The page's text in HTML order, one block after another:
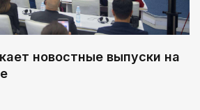
новостные выпуски на